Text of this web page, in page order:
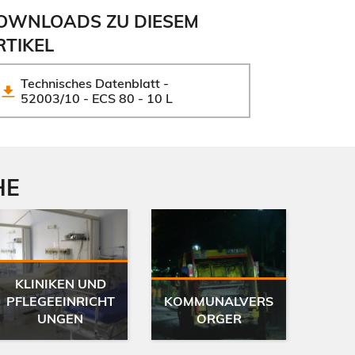
ZU DIESEM
Technisches Datenblatt -
52003/10 - ECS 80 - 10 L
KLINIKEN UND
PFLEGEEINRICHT
UNGEN
KOMMUNALVERS
ORGER